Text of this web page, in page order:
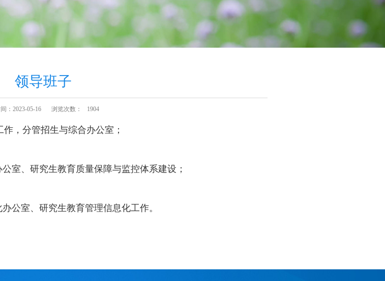
领导班子
：2023-05-16 浏览次数： 1904
，分管招生与综合办公室；
室、研究生教育质量保障与监控体系建设；
公室、研究生教育管理信息化工作。